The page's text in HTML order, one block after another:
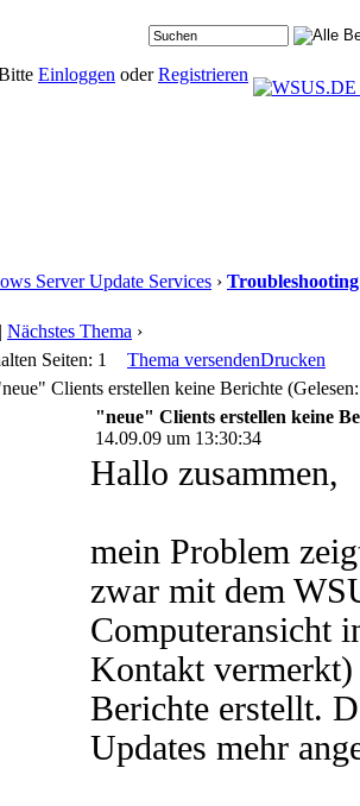
Einloggen oderRegistrieren
Server Update Services › Troubleshooting
| Nächstes Thema ›
Seiten: 1
Thema versendenDrucken
Clients erstellen keine Berichte
"neue" Clients erstellen keine
14.09.09 um 13:30:34
Hallo zusammen,
mein Problem
zwar mit dem
Computeransicht
Kontakt
Berichte erstellt.
Updates mehr